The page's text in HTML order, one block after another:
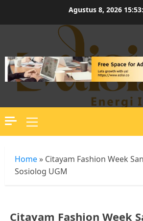
Agustus 8, 2026
Primary
Menu
Home » Citayam Fashion Week
Sosiolog UGM
Citayam Fashion Week